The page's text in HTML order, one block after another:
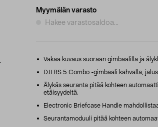
Myymälän varasto
Hakee varastosaldoa...
Vakaa kuvaus suoraan gimbaalilla ja
DJI RS 5 Combo -gimbaali kahvalla,
Älykäs seuranta pitää kohteen
etäisyydeltä.
Electronic Briefcase Handle
Seurantamoduuli pitää kohteen